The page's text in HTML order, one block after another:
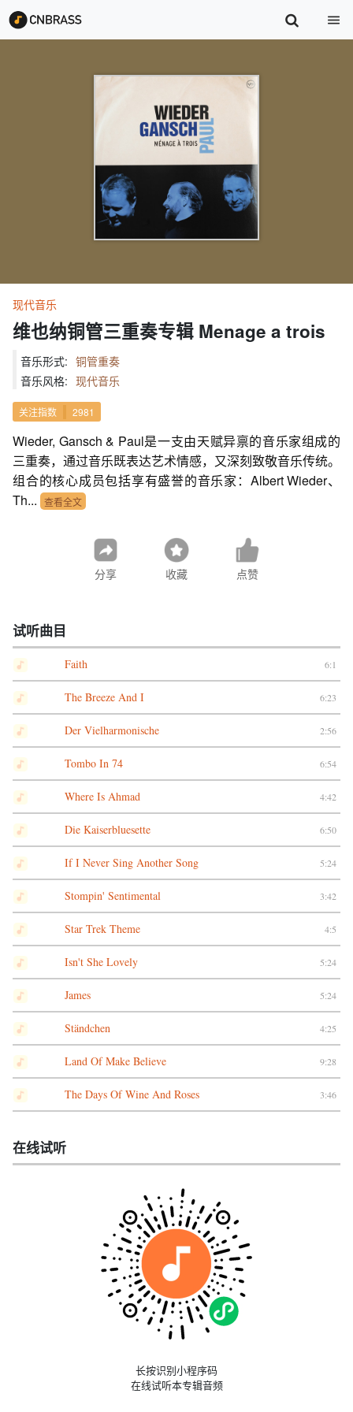
现代音乐
维也纳铜管三重奏专辑 Menage a trois
音乐形式: 铜管重奏
音乐风格: 现代音乐
关注指数 2981
Wieder, Gansch & Paul是一支由天赋异禀的音乐家组成的
三重奏，通过音乐既表达艺术情感，又深刻致敬音乐传统。
组合的核心成员包括享有盛誉的音乐家：Albert Wieder、
Th... 查看全文
分享 收藏 点赞
试听曲目
Faith 6:1
The Breeze And I 6:23
Der Vielharmonische 2:56
Tombo In 74 6:54
Where Is Ahmad 4:42
Die Kaiserbluesette 6:50
If I Never Sing Another Song 5:24
Stompin' Sentimental 3:42
Star Trek Theme 4:5
Isn't She Lovely 5:24
James 5:24
Ständchen 4:25
Land Of Make Believe 9:28
The Days Of Wine And Roses 3:46
在线试听
长按识别小程序码
在线试听本专辑音频